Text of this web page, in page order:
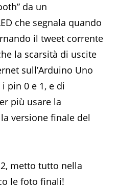
da un
che segnala quando
il tweet corrente
la scarsità di uscite
sull’Arduino Uno
pin 0 e 1, e di
più usare la
versione finale del
metto tutto nella
le foto finali!